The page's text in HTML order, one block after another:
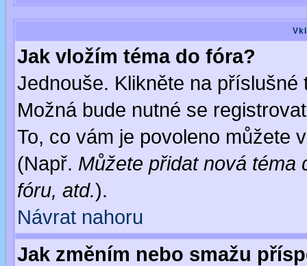
Jak vložím téma do fóra?
Jednouše. Klikněte na
Možná bude nutné se
To, co vám je povoleno můžete
(Např. Můžete přidat nová téma
fóru, atd.).
Návrat nahoru
Jak změním nebo smažu